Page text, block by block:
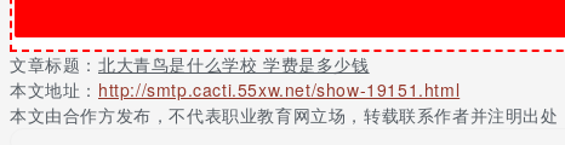
文章标题： 北大青鸟是什么学校 学费是多少钱
本文地址： http://smtp.cacti.55xw.net/show-19151.html
本文由合作方发布，不代表职业教育网立场，转载联系作者并注明出处